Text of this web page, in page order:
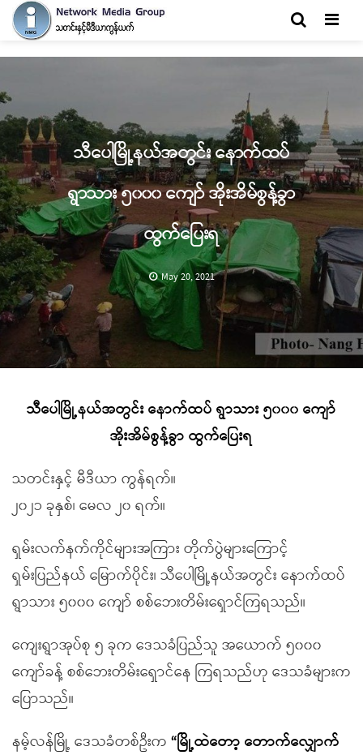
သီပေါမြို့နယ်အတွင်း နောက်ထပ်
ရွာသား ၅၀၀၀ ကျော် အိုးအိမ်စွန့်ခွာ
ထွက်ပြေးရ
May 20, 2021
သီပေါမြို့နယ်အတွင်း နောက်ထပ် ရွာသား ၅၀၀၀ ကျော်
အိုးအိမ်စွန့်ခွာ ထွက်ပြေးရ
သတင်းနှင့် မီဒီယာ ကွန်ရက်။
၂၀၂၁ ခုနှစ်၊ မေလ ၂၀ ရက်။
ရှမ်းလက်နက်ကိုင်များအကြား တိုက်ပွဲများကြောင့်
ရှမ်းပြည်နယ် မြောက်ပိုင်း၊ သီပေါမြို့နယ်အတွင်း နောက်ထပ်
ရွာသား ၅၀၀၀ ကျော် စစ်ဘေးတိမ်းရှောင်ကြရသည်။
ကျေးရွာအုပ်စု ၅ ခုက ဒေသခံပြည်သူ အယောက် ၅၀၀၀
ကျော်ခန့် စစ်ဘေးတိမ်းရှောင်နေ ကြရသည်ဟု ဒေသခံများက
ပြောသည်။
နမ့်လန်မြို့ ဒေသခံတစ်ဦးက “မြို့ထဲတော့ တောက်လျှောက်